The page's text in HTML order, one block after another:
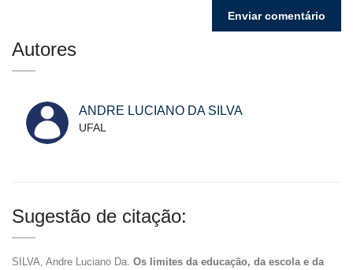
Autores
ANDRE LUCIANO DA SILVA
UFAL
Sugestão de citação:
SILVA, Andre Luciano Da. Os limites da educação, da escola e da